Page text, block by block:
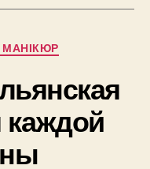
продлить
МАНІКЮР
каждой